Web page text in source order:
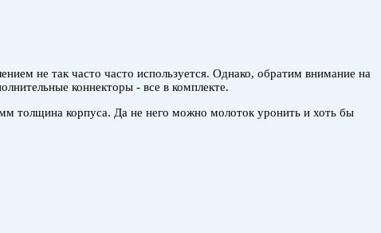
не так часто часто используется. Однако, обратим внимание на
коннекторы - все в комплекте.
толщина корпуса. Да не него можно молоток уронить и хоть бы